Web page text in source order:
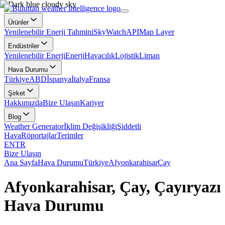
Ürünler
Yenilenebilir Enerji TahminiSkyWatchAPIMap Layer
Endüstriler
Yenilenebilir EnerjiEnerjiHavacılıkLojistikLiman
Hava Durumu
TürkiyeABDİspanyaİtalyaFransa
Şirket
HakkımızdaBize UlaşınKariyer
Blog
Weather Generatorİklim DeğişikliğiŞiddetli
HavaRöportajlarTerimler
ENTR
Bize Ulaşın
Ana SayfaHava DurumuTürkiyeAfyonkarahisarÇay
Afyonkarahisar, Çay, Çayıryazı
Hava Durumu